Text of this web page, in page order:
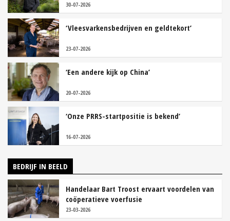
30-07-2026
‘Vleesvarkensbedrijven en geldtekort’
23-07-2026
‘Een andere kijk op China’
20-07-2026
‘Onze PRRS-startpositie is bekend’
16-07-2026
BEDRIJF IN BEELD
Handelaar Bart Troost ervaart voordelen van
coöperatieve voerfusie
23-03-2026